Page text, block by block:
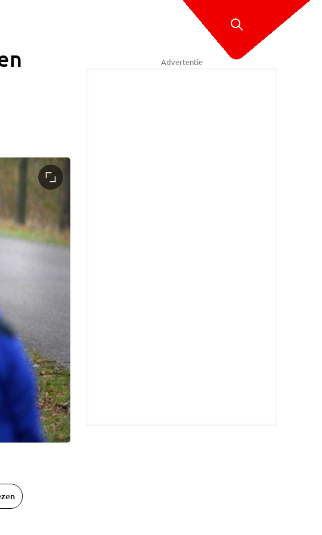
Advertentie